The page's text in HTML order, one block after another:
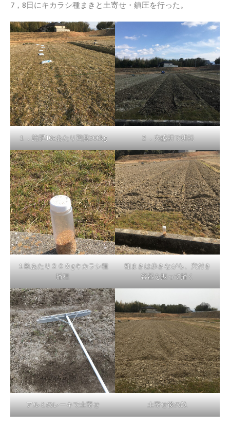
7，8日にキカラシ種まきと土寄せ・鎮圧を行った。
１．施肥10aあたり鶏糞300kg ２．内盛耕で耕耘
１畝あたり２００gキカラシ種
播種
種まきは歩きながら、穴付き
容器を振って播く
アルミのレーキで土寄せ 土寄せ後の畝